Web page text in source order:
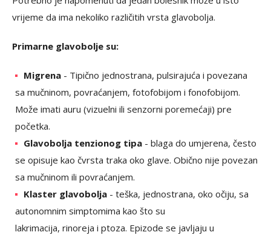
vrijeme da ima nekoliko različitih vrsta glavobolja.
Primarne glavobolje su:
Migrena - Tipično jednostrana, pulsirajuća i povezana
sa mučninom, povraćanjem, fotofobijom i fonofobijom.
Može imati auru (vizuelni ili senzorni poremećaji) pre
početka.
Glavobolja tenzionog tipa - blaga do umjerena, često
se opisuje kao čvrsta traka oko glave. Obično nije povezan
sa mučninom ili povraćanjem.
Klaster glavobolja - teška, jednostrana, oko očiju, sa
autonomnim simptomima kao što su
lakrimacija, rinoreja i ptoza. Epizode se javljaju u